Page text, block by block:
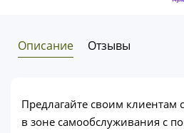
Описание Отзывы
Предлагайте своим
в зоне самообслуживания с